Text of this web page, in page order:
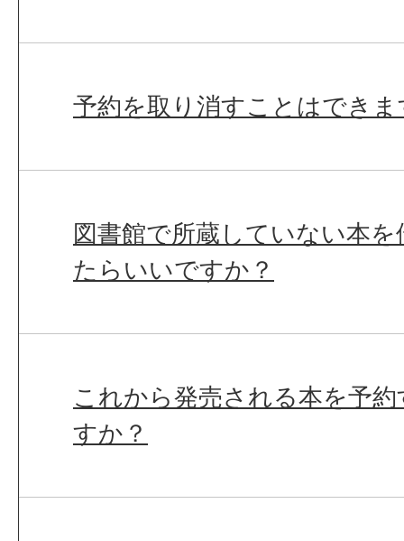
予約を取り消すことはでき
図書館で所蔵していない本
たらいいですか？
これから発売される本を予
すか？